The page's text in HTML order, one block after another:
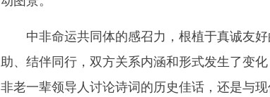
中非命运共同体的感召力，根植于真诚友好
助、结伴同行，双方关系内涵和形式发生了变
非老一辈领导人讨论诗词的历史佳话，还是与